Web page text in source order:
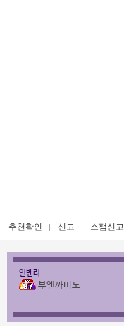
추천확인 신고 스팸신고
인벤러
부엔까미노